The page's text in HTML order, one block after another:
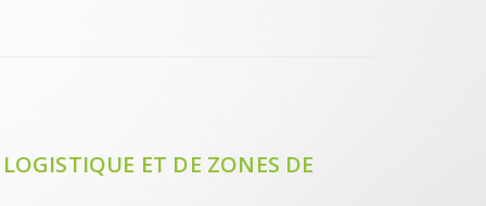
ET DE ZONES DE